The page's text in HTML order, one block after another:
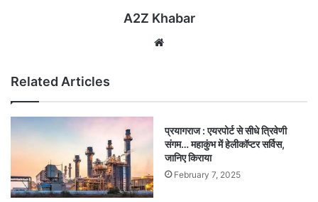
A2Z Khabar
Related Articles
प्रयागराज : एयरपोर्ट से सीधे त्रिवेणी
संगम… महाकुंभ में हेलीकॉप्टर सर्विस,
जानिए किराया
February 7, 2025